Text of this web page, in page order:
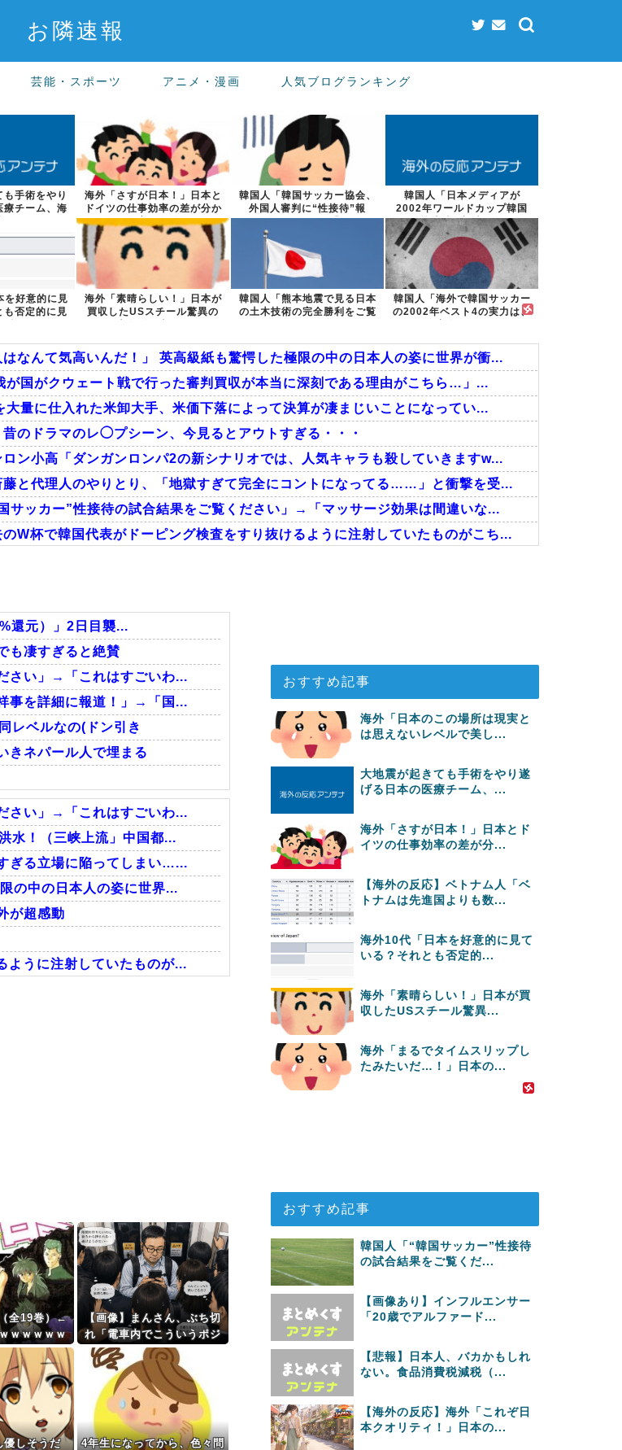
お隣速報
芸能・スポーツ アニメ・漫画 人気ブログランキング
手術をやり
療チーム、海
ぎ...
海外「さすが日本！」日本と
ドイツの仕事効率の差が分か
る数字に海外...
韓国人「韓国サッカー協会、
外国人審判に“性接待”報
道・・・」→「...
韓国人「日本メディアが
2002年ワールドカップ韓国
準決勝も調査す...
を好意的に見
も否定的に見
海外「素晴らしい！」日本が
買収したUSスチール驚異の
韓国人「熊本地震で見る日本
の土木技術の完全勝利をご覧
韓国人「海外で韓国サッカー
の2002年ベスト4の実力は、
なんて気高いんだ！」 英高級紙も驚愕した極限の中の日本人の姿に世界が衝...
が国がクウェート戦で行った審判買収が本当に深刻である理由がこちら…」...
大量に仕入れた米卸大手、米価下落によって決算が凄まじいことになってい...
昔のドラマのレ◯プシーン、今見るとアウトすぎる・・・
ロン小高「ダンガンロンパ2の新シナリオでは、人気キャラも殺していきますw...
藤と代理人のやりとり、「地獄すぎて完全にコントになってる……」と衝撃を受...
サッカー”性接待の試合結果をご覧ください」→「マッサージ効果は間違いな...
W杯で韓国代表がドーピング検査をすり抜けるように注射していたものがこち...
震で見る日本の土木技術の完全勝利をご覧ください」→「これはすごいわ」「...
相互RSS
還元）」2日目襲...
も凄すぎると絶賛
さい」→「これはすごいわ...
事を詳細に報道！」→「国...
レベルなの(ドン引き
きネパール人で埋まる
さい」→「これはすごいわ...
水！（三峡上流」中国都...
ぎる立場に陥ってしまい…...
の中の日本人の姿に世界...
が超感動
ように注射していたものが...
全19巻）←
ｗｗｗｗｗ
ｗ
【画像】まんさん、ぶち切
れ「電車内でこういうポジ
のおじ、ガチでイラネ」
優しそうだ
4年生になってから、色々問
おすすめ記事
海外「日本のこの場所は現実と
は思えないレベルで美し...
大地震が起きても手術をやり遂
げる日本の医療チーム、...
海外「さすが日本！」日本とド
イツの仕事効率の差が分...
【海外の反応】ベトナム人「ベ
トナムは先進国よりも数...
海外10代「日本を好意的に見て
いる？それとも否定的...
海外「素晴らしい！」日本が買
収したUSスチール驚異...
海外「まるでタイムスリップし
たみたいだ…！」日本の...
おすすめ記事
韓国人「“韓国サッカー”性接待
の試合結果をご覧くだ...
【画像あり】インフルエンサー
「20歳でアルファード...
【悲報】日本人、バカかもしれ
ない。食品消費税減税（...
【海外の反応】海外「これぞ日
本クオリティ！」日本の...